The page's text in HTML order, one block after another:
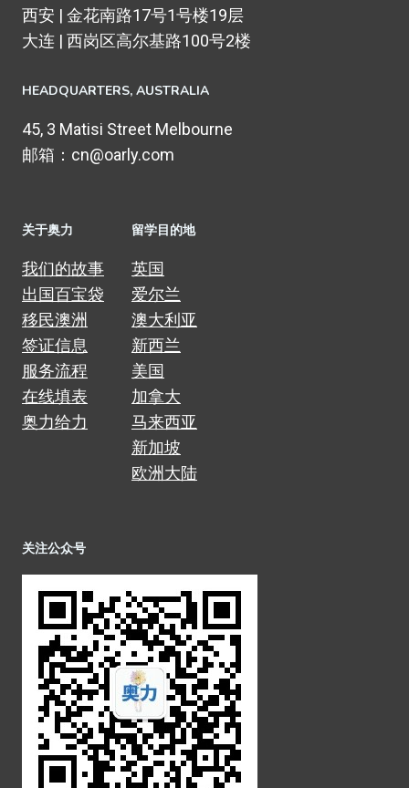
西安 | 金花南路17号1号楼19层
大连 | 西岗区高尔基路100号2楼
HEADQUARTERS​, AUSTRALIA
45, 3 Matisi Street Melbourne
邮箱：cn@oarly.com
关于奥力
我们的故事
出国百宝袋
移民澳洲
签证信息
服务流程
在线填表
奥力给力
留学目的地
英国
爱尔兰
澳大利亚
新西兰
美国
加拿大
马来西亚
新加坡
欧洲大陆
关注公众号